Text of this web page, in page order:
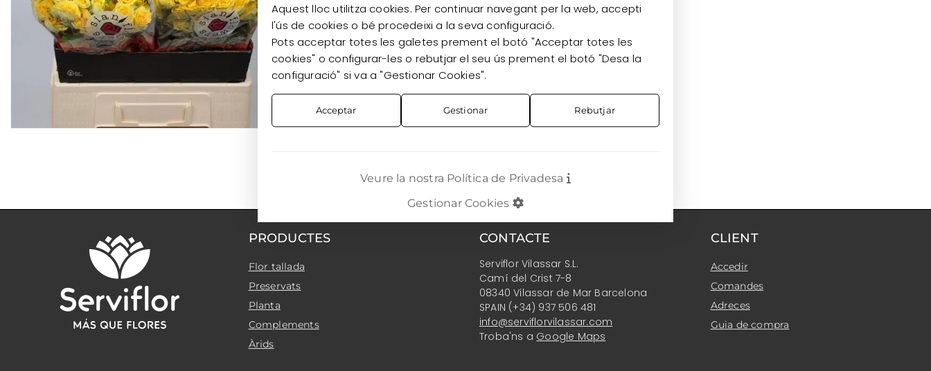
Aquest lloc utilitza cookies. Per continuar navegant per la web, accepti
l'ús de cookies o bé procedeixi a la seva configuració.
Pots acceptar totes les galetes prement el botó "Acceptar totes les
cookies" o configurar-les o rebutjar el seu ús prement el botó "Desa la
configuració" si va a "Gestionar Cookies".
Acceptar Gestionar Rebutjar
Veure la nostra Política de Privadesa
Gestionar Cookies
PRODUCTES
Flor tallada
Preservats
Planta
Complements
Àrids
CONTACTE
Serviflor Vilassar S.L.
Camí del Crist 7-8
08340 Vilassar de Mar Barcelona
SPAIN (+34) 937 506 481
info@serviflorvilassar.com
Troba'ns a Google Maps
CLIENT
Accedir
Comandes
Adreces
Guia de compra